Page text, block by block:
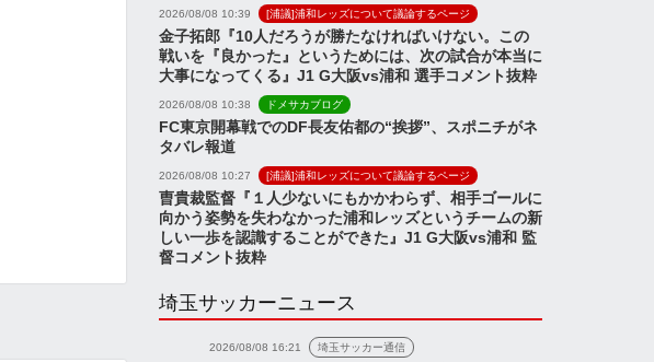
2026/08/08 10:39 [浦議]浦和レッズについて議論するページ
金子拓郎『10人だろうが勝たなければいけない。この
戦いを『良かった』というためには、次の試合が本当に
大事になってくる』J1 G大阪vs浦和 選手コメント抜粋
2026/08/08 10:38 ドメサカブログ
FC東京開幕戦でのDF長友佑都の“挨拶”、スポニチがネ
タバレ報道
2026/08/08 10:27 [浦議]浦和レッズについて議論するページ
曺貴裁監督『１人少ないにもかかわらず、相手ゴールに
向かう姿勢を失わなかった浦和レッズというチームの新
しい一歩を認識することができた』J1 G大阪vs浦和 監
督コメント抜粋
埼玉サッカーニュース
2026/08/08 16:21 埼玉サッカー通信